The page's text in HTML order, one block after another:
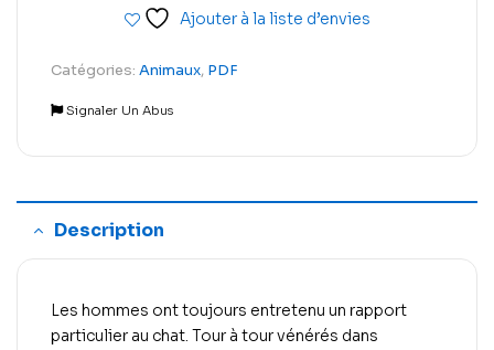
Ajouter à la liste d’envies
Catégories: Animaux, PDF
Signaler Un Abus
Description
Les hommes ont toujours entretenu un rapport
particulier au chat. Tour à tour vénérés dans